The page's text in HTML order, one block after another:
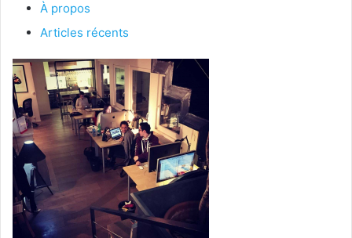
À propos
Articles récents